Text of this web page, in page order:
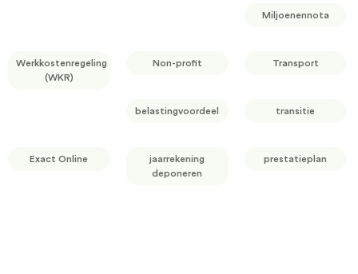
Miljoenennota
Werkkostenregeling
(WKR)
Non-profit Transport
belastingvoordeel transitie
Exact Online
jaarrekening
deponeren
prestatieplan